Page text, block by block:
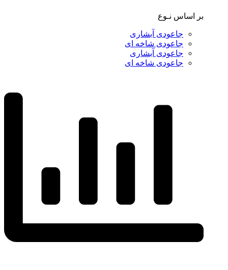
بر اساس نـوع
جاعودی آبشاری
جاعودی شاخه ای
جاعودی آبشاری
جاعودی شاخه ای